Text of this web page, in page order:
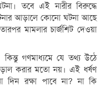
তবে এই নারীর বিরুদ্ধে
আড়ালে কোনো ঘটনা আছে
মামলার চার্জশিট দেওয়া
গণমাধ্যমে যে তথ্য উঠে
করার মতো নয়। এই ধর্ষণ
দিন রক্ষা পাবে না? না কি